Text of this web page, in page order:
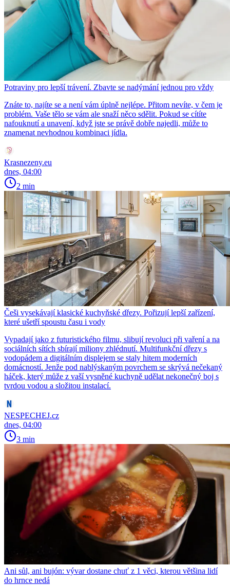
Potraviny pro lepší trávení. Zbavte se nadýmání jednou pro vždy
Znáte to, najíte se a není vám úplně nejlépe. Přitom nevíte, v čem je
problém. Vaše tělo se vám ale snaží něco sdělit. Pokud se cítíte
nafouknutí a unavení, když jste se právě dobře najedli, může to
znamenat nevhodnou kombinaci jídla.
Krasnezeny.eu
dnes, 04:00
2 min
Češi vysekávají klasické kuchyňské dřezy. Pořizují lepší zařízení,
které ušetří spoustu času i vody
Vypadají jako z futuristického filmu, slibují revoluci při vaření a na
sociálních sítích sbírají miliony zhlédnutí. Multifunkční dřezy s
vodopádem a digitálním displejem se staly hitem moderních
domácností. Jenže pod nablýskaným povrchem se skrývá nečekaný
háček, který může z vaší vysněné kuchyně udělat nekonečný boj s
tvrdou vodou a složitou instalací.
NESPECHEJ.cz
dnes, 04:00
3 min
Ani sůl, ani bujón: vývar dostane chuť z 1 věci, kterou většina lidí
do hrnce nedá